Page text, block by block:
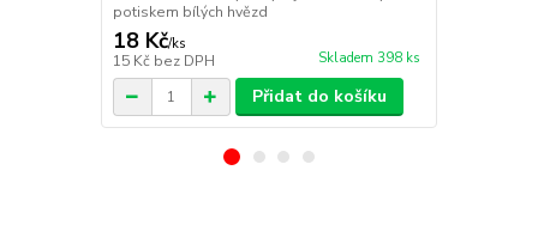
potiskem bílých hvězd
18 Kč/ks
15 Kč bez DPH Skladem 398 ks
Přidat do košíku